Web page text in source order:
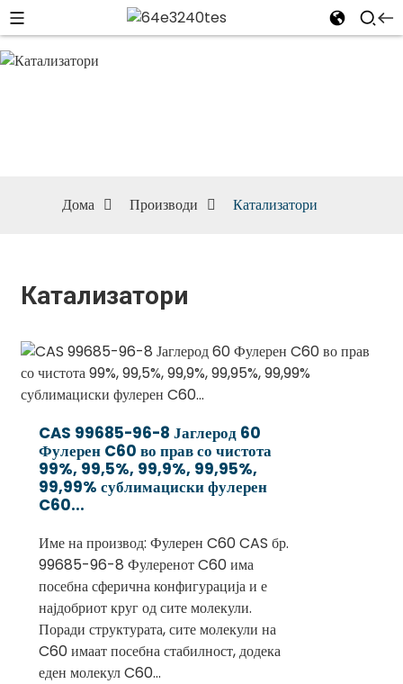
Дома Производи Катализатори
Катализатори
CAS 99685-96-8 Јаглерод 60
Фулерен C60 во прав со чистота
99%, 99,5%, 99,9%, 99,95%,
99,99% сублимациски фулерен
C60...
Име на производ: Фулерен C60 CAS бр.
99685-96-8 Фулеренот C60 има
посебна сферична конфигурација и е
најдобриот круг од сите молекули.
Поради структурата, сите молекули на
C60 имаат посебна стабилност, додека
еден молекул C60...